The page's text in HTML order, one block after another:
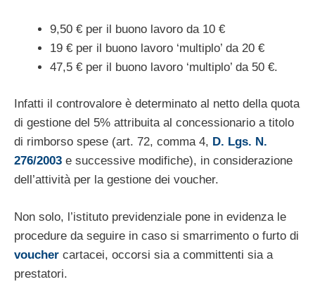
9,50 € per il buono lavoro da 10 €
19 € per il buono lavoro ‘multiplo’ da 20 €
47,5 € per il buono lavoro ‘multiplo’ da 50 €.
Infatti il controvalore è determinato al netto della quota
di gestione del 5% attribuita al concessionario a titolo
di rimborso spese (art. 72, comma 4, D. Lgs. N.
276/2003 e successive modifiche), in considerazione
dell’attività per la gestione dei voucher.
Non solo, l’istituto previdenziale pone in evidenza le
procedure da seguire in caso si smarrimento o furto di
voucher cartacei, occorsi sia a committenti sia a
prestatori.